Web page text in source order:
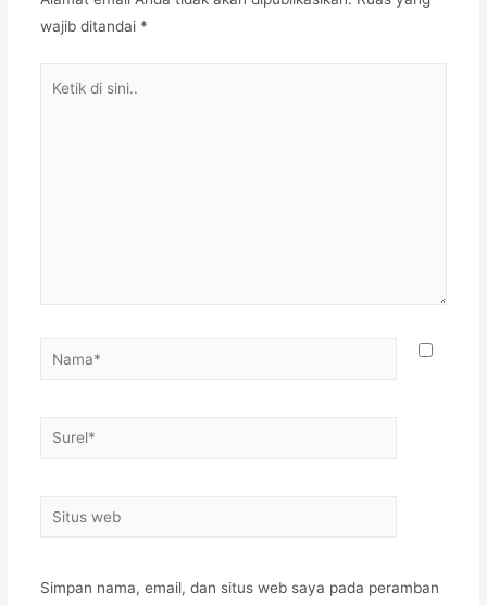
wajib ditandai *
Simpan nama, email, dan situs web saya pada peramban